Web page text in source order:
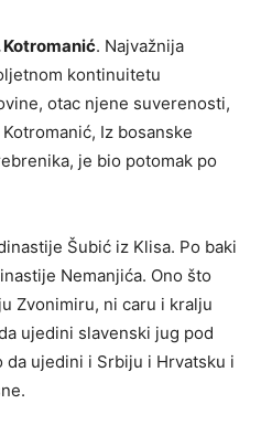
Kotromanić. Najvažnija
kontinuitetu
otac njene suverenosti,
Iz bosanske
je bio potomak po
Šubić iz Klisa. Po baki
Nemanjića. Ono što
Zvonimiru, ni caru i kralju
ujedini slavenski jug pod
ujedini i Srbiju i Hrvatsku i